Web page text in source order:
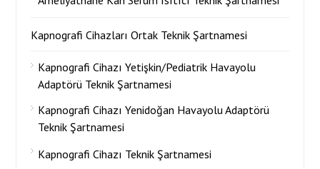
Kapnografi Cihazları Ortak Teknik Şartnamesi
Kapnografi Cihazı Yetişkin/Pediatrik Havayolu
Adaptörü Teknik Şartnamesi
Kapnografi Cihazı Yenidoğan Havayolu Adaptörü
Teknik Şartnamesi
Kapnografi Cihazı Teknik Şartnamesi